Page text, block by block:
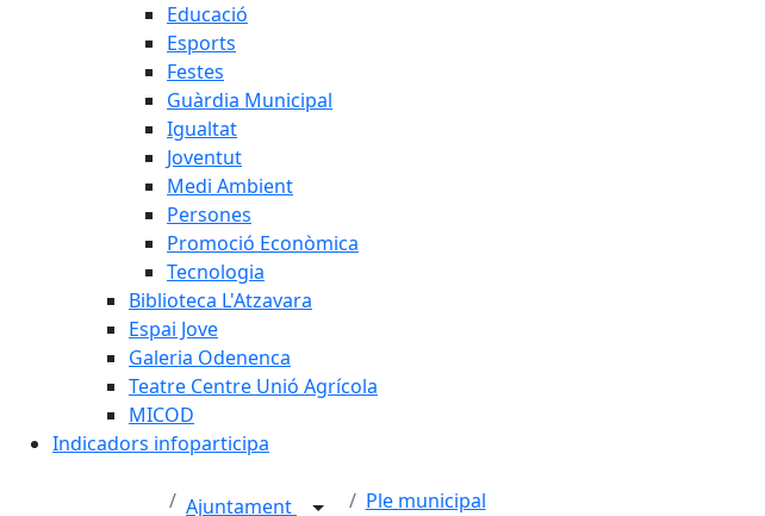
Educació
Esports
Festes
Guàrdia Municipal
Igualtat
Joventut
Medi Ambient
Persones
Promoció Econòmica
Tecnologia
Biblioteca L'Atzavara
Espai Jove
Galeria Odenenca
Teatre Centre Unió Agrícola
MICOD
Indicadors infoparticipa
Ajuntament Ple municipal